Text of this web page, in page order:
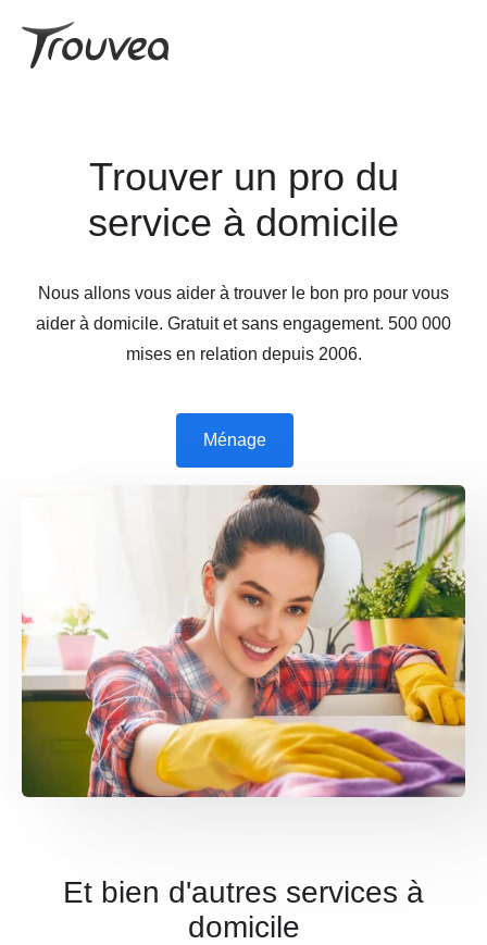
Trouver un pro du
service à domicile
Nous allons vous aider à trouver le bon pro pour vous
aider à domicile. Gratuit et sans engagement. 500 000
mises en relation depuis 2006.
Ménage
Et bien d'autres services à
domicile